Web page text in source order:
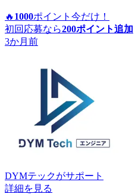
🔥 1000ポイント 今だけ！
初回応募なら200ポイント追加
3か月前
DYMテックがサポート
詳細を見る